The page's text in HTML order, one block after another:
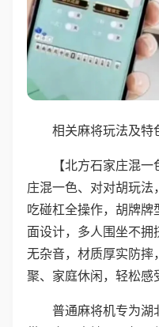
相关麻将玩法及特
【北方石家庄混
庄混一色、对对胡玩
吃碰杠全操作，胡牌
面设计，多人围坐不
无杂音，材质厚实防摔
聚、家庭休闲，轻松感
普通麻将机专为湖